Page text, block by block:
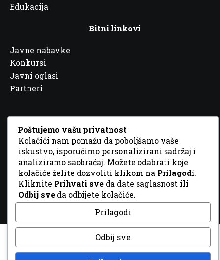
Edukacija
Bitni linkovi
Javne nabavke
Konkursi
Javni oglasi
Partneri
© 2026 Sva prava zadržana. DizajnGordonDM
Poštujemo vašu privatnost
Kolačići nam pomažu da poboljšamo vaše
iskustvo, isporučimo personalizirani sadržaj i
analiziramo saobraćaj. Možete odabrati koje
kolačiće želite dozvoliti klikom na Prilagodi.
Kliknite Prihvati sve da date saglasnost ili
Odbij sve da odbijete kolačiće.
Prilagodi
Odbij sve